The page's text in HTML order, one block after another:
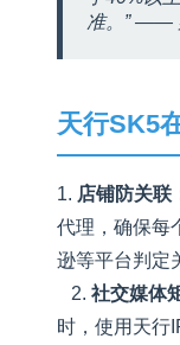
准。” ——
天行SK5
1. 店铺防关联
代理，确保每
逊等平台判定
2. 社交媒体
时，使用天行